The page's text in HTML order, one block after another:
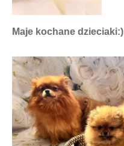
Maje kochane dzieciaki:)